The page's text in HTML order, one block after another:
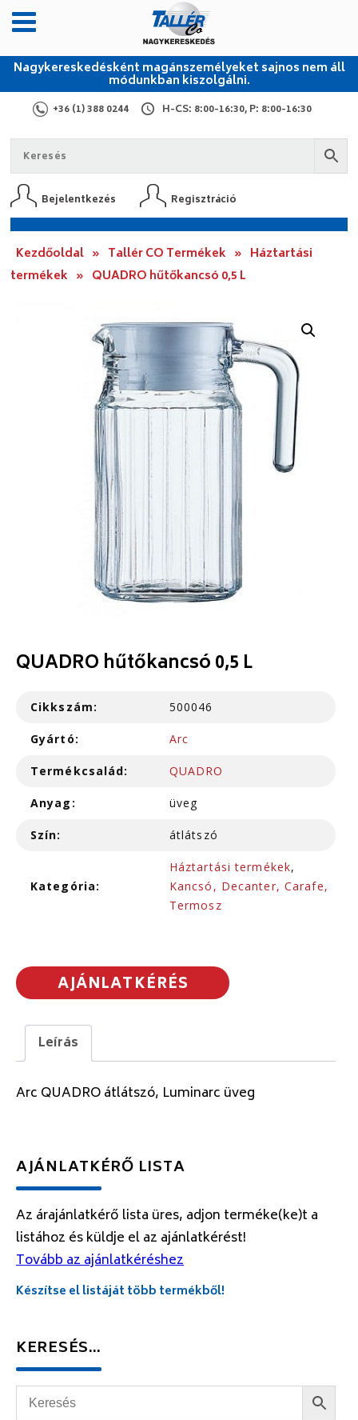
Nagykereskedésként magánszemélyeket sajnos nem áll
módunkban kiszolgálni.
+36 (1) 388 0244 H-CS: 8:00-16:30, P: 8:00-16:30
Bejelentkezés Regisztráció
Kezdőoldal » Tallér CO Termékek » Háztartási
termékek » QUADRO hűtőkancsó 0,5 L
QUADRO hűtőkancsó 0,5 L
Cikkszám: 500046
Gyártó: Arc
Termékcsalád: QUADRO
Anyag: üveg
Szín: átlátszó
Kategória:
Háztartási termékek,
Kancsó, Decanter, Carafe,
Termosz
AJÁNLATKÉRÉS
Leírás
Arc QUADRO átlátszó, Luminarc üveg
AJÁNLATKÉRŐ LISTA
Az árajánlatkérő lista üres, adjon terméke(ke)t a
listához és küldje el az ajánlatkérést!
Tovább az ajánlatkéréshez
Készítse el listáját több termékből!
KERESÉS…